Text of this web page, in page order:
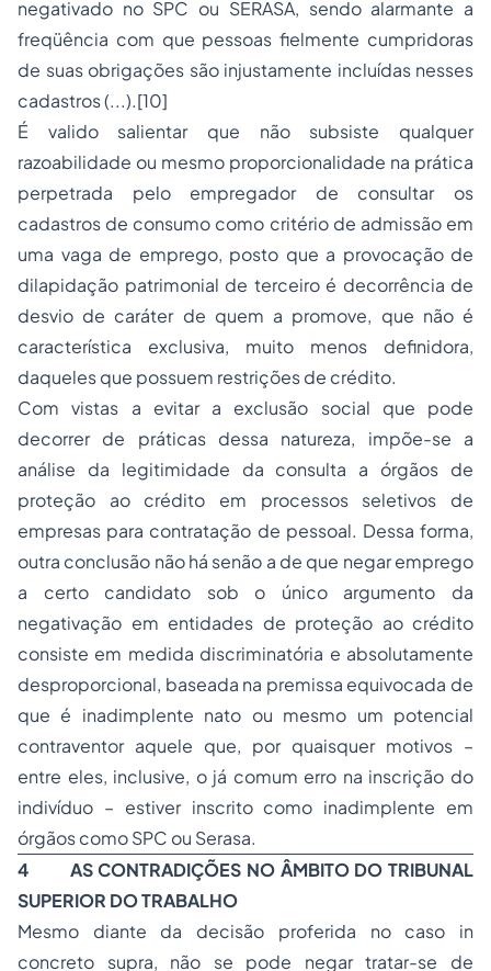
negativado no SPC ou SERASA, sendo alarmante a
freqüência com que pessoas fielmente cumpridoras
de suas obrigações são injustamente incluídas nesses
cadastros (...).[10]
É valido salientar que não subsiste qualquer
razoabilidade ou mesmo proporcionalidade na prática
perpetrada pelo empregador de consultar os
cadastros de consumo como critério de admissão em
uma vaga de emprego, posto que a provocação de
dilapidação patrimonial de terceiro é decorrência de
desvio de caráter de quem a promove, que não é
característica exclusiva, muito menos definidora,
daqueles que possuem restrições de crédito.
Com vistas a evitar a exclusão social que pode
decorrer de práticas dessa natureza, impõe-se a
análise da legitimidade da consulta a órgãos de
proteção ao crédito em processos seletivos de
empresas para contratação de pessoal. Dessa forma,
outra conclusão não há senão a de que negar emprego
a certo candidato sob o único argumento da
negativação em entidades de proteção ao crédito
consiste em medida discriminatória e absolutamente
desproporcional, baseada na premissa equivocada de
que é inadimplente nato ou mesmo um potencial
contraventor aquele que, por quaisquer motivos –
entre eles, inclusive, o já comum erro na inscrição do
indivíduo – estiver inscrito como inadimplente em
órgãos como SPC ou Serasa.
4 AS CONTRADIÇÕES NO ÂMBITO DO TRIBUNAL
SUPERIOR DO TRABALHO
Mesmo diante da decisão proferida no caso in
concreto supra, não se pode negar tratar-se de